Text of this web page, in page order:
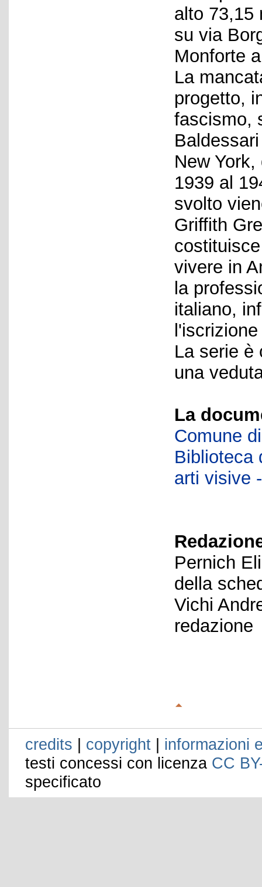
alto 73,15
su via
Monforte
La
progetto,
fascismo,
New
1939 al
svolto
Griffith
vivere in
la
italiano,
La serie è
una
La
Comune
Biblioteca
arti visive
Pernich
della
Vichi
redazione
credits | copyright | informazioni
testi concessi con licenza CC
specificato